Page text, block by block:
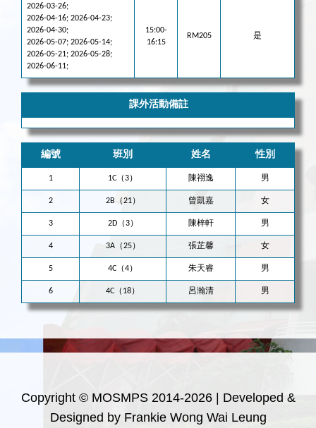
2026-03-26;
2026-04-16; 2026-04-23;
2026-04-30;
2026-05-07; 2026-05-14;
2026-05-21; 2026-05-28;
2026-06-11;
15:00-
16:15
RM205 是
課外活動備註
編號 班別 姓名 性別
1 1C（3） 陳祤逸 男
2 2B（21） 曾凱嘉 女
3 2D（3） 陳梓軒 男
4 3A（25） 張芷馨 女
5 4C（4） 朱天睿 男
6 4C（18） 呂瀚清 男
Copyright © MOSMPS 2014-2026 | Developed &
Designed by Frankie Wong Wai Leung